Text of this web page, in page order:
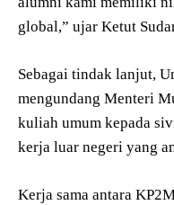
global,” ujar Ketut
Sebagai tindak lanjut,
mengundang Menteri
kuliah umum kepada
kerja luar negeri yang
Kerja sama antara